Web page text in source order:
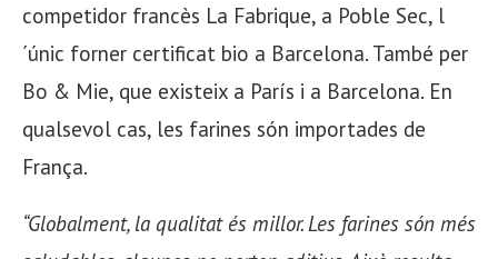
competidor francès La Fabrique, a Poble Sec, l
´únic forner certificat bio a Barcelona. També per
Bo & Mie, que existeix a París i a Barcelona. En
qualsevol cas, les farines són importades de
França.
“Globalment, la qualitat és millor. Les farines són més